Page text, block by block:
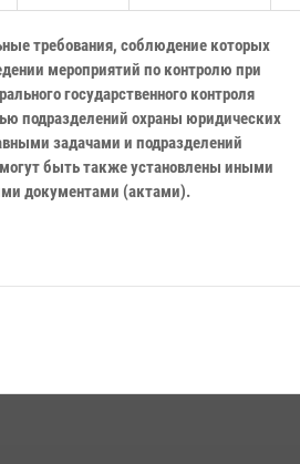
требования, соблюдение которых
мероприятий по контролю при
государственного контроля
подразделений охраны юридических
задачами и подразделений
быть также установлены иными
документами (актами).